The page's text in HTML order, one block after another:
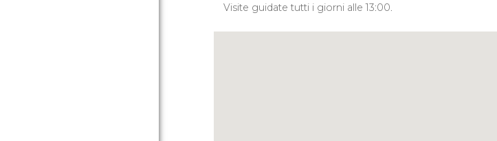
Visite guidate tutti i giorni alle 13:00.